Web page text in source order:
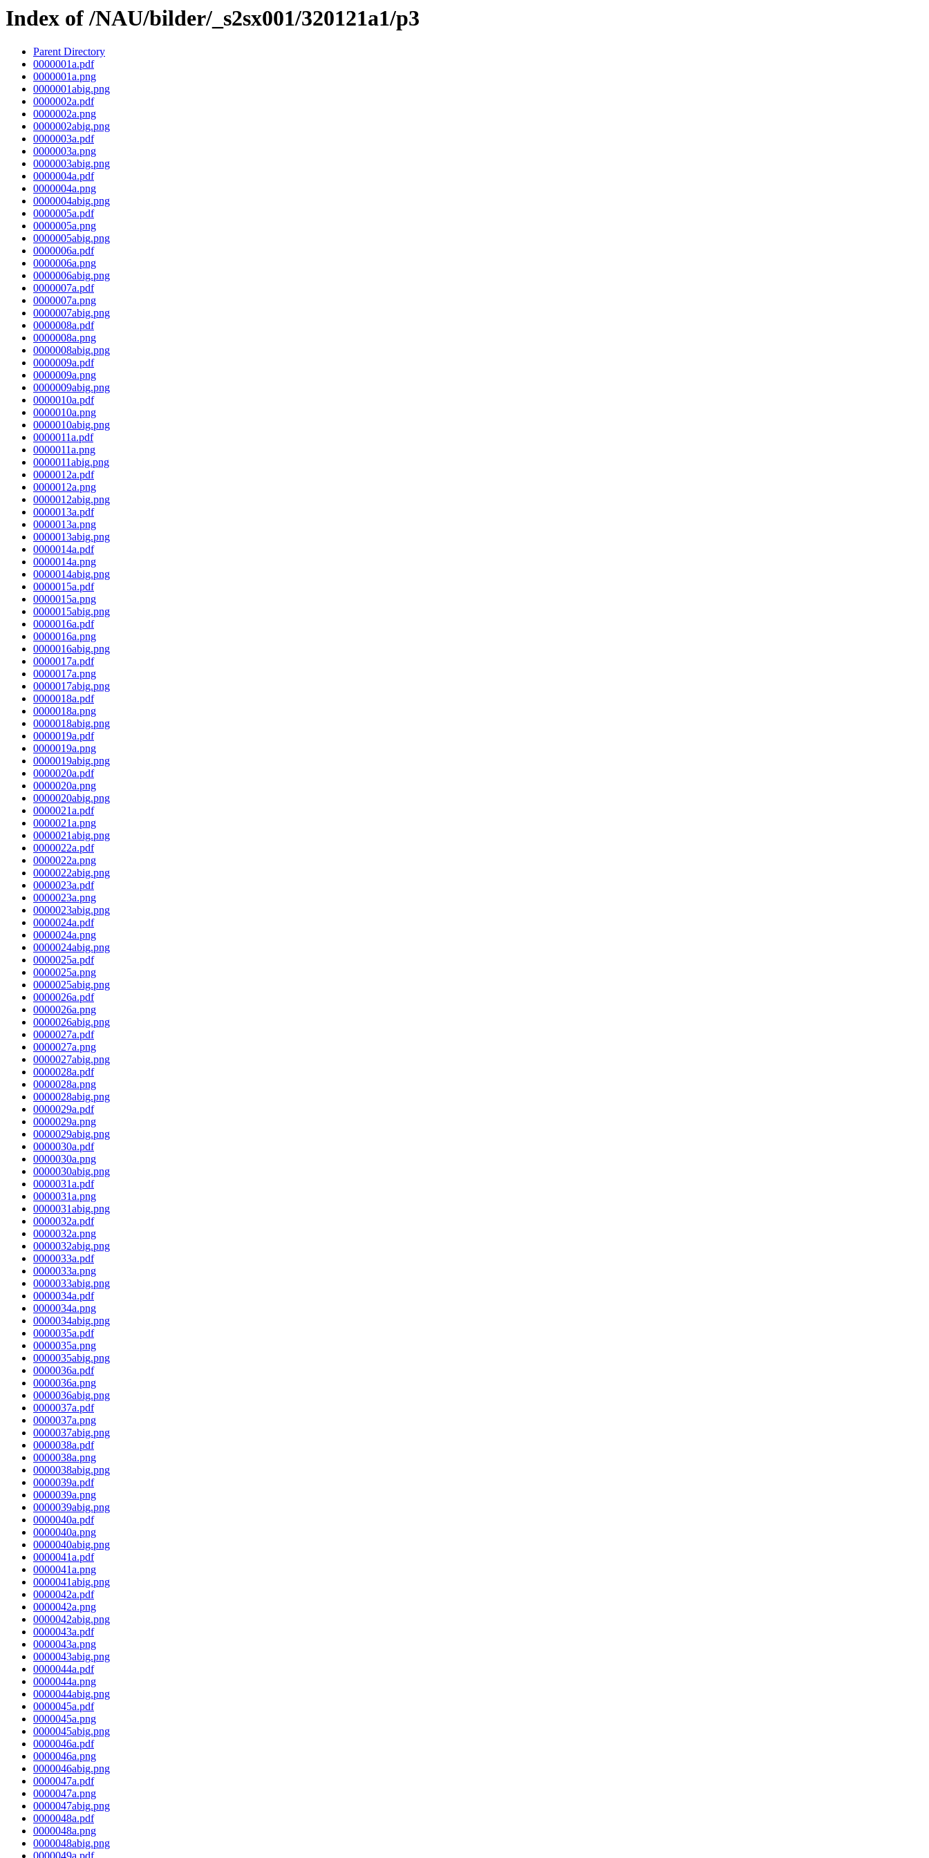
Index of /NAU/bilder/_s2sx001/320121a1/p3
Parent Directory
0000001a.pdf
0000001a.png
0000001abig.png
0000002a.pdf
0000002a.png
0000002abig.png
0000003a.pdf
0000003a.png
0000003abig.png
0000004a.pdf
0000004a.png
0000004abig.png
0000005a.pdf
0000005a.png
0000005abig.png
0000006a.pdf
0000006a.png
0000006abig.png
0000007a.pdf
0000007a.png
0000007abig.png
0000008a.pdf
0000008a.png
0000008abig.png
0000009a.pdf
0000009a.png
0000009abig.png
0000010a.pdf
0000010a.png
0000010abig.png
0000011a.pdf
0000011a.png
0000011abig.png
0000012a.pdf
0000012a.png
0000012abig.png
0000013a.pdf
0000013a.png
0000013abig.png
0000014a.pdf
0000014a.png
0000014abig.png
0000015a.pdf
0000015a.png
0000015abig.png
0000016a.pdf
0000016a.png
0000016abig.png
0000017a.pdf
0000017a.png
0000017abig.png
0000018a.pdf
0000018a.png
0000018abig.png
0000019a.pdf
0000019a.png
0000019abig.png
0000020a.pdf
0000020a.png
0000020abig.png
0000021a.pdf
0000021a.png
0000021abig.png
0000022a.pdf
0000022a.png
0000022abig.png
0000023a.pdf
0000023a.png
0000023abig.png
0000024a.pdf
0000024a.png
0000024abig.png
0000025a.pdf
0000025a.png
0000025abig.png
0000026a.pdf
0000026a.png
0000026abig.png
0000027a.pdf
0000027a.png
0000027abig.png
0000028a.pdf
0000028a.png
0000028abig.png
0000029a.pdf
0000029a.png
0000029abig.png
0000030a.pdf
0000030a.png
0000030abig.png
0000031a.pdf
0000031a.png
0000031abig.png
0000032a.pdf
0000032a.png
0000032abig.png
0000033a.pdf
0000033a.png
0000033abig.png
0000034a.pdf
0000034a.png
0000034abig.png
0000035a.pdf
0000035a.png
0000035abig.png
0000036a.pdf
0000036a.png
0000036abig.png
0000037a.pdf
0000037a.png
0000037abig.png
0000038a.pdf
0000038a.png
0000038abig.png
0000039a.pdf
0000039a.png
0000039abig.png
0000040a.pdf
0000040a.png
0000040abig.png
0000041a.pdf
0000041a.png
0000041abig.png
0000042a.pdf
0000042a.png
0000042abig.png
0000043a.pdf
0000043a.png
0000043abig.png
0000044a.pdf
0000044a.png
0000044abig.png
0000045a.pdf
0000045a.png
0000045abig.png
0000046a.pdf
0000046a.png
0000046abig.png
0000047a.pdf
0000047a.png
0000047abig.png
0000048a.pdf
0000048a.png
0000048abig.png